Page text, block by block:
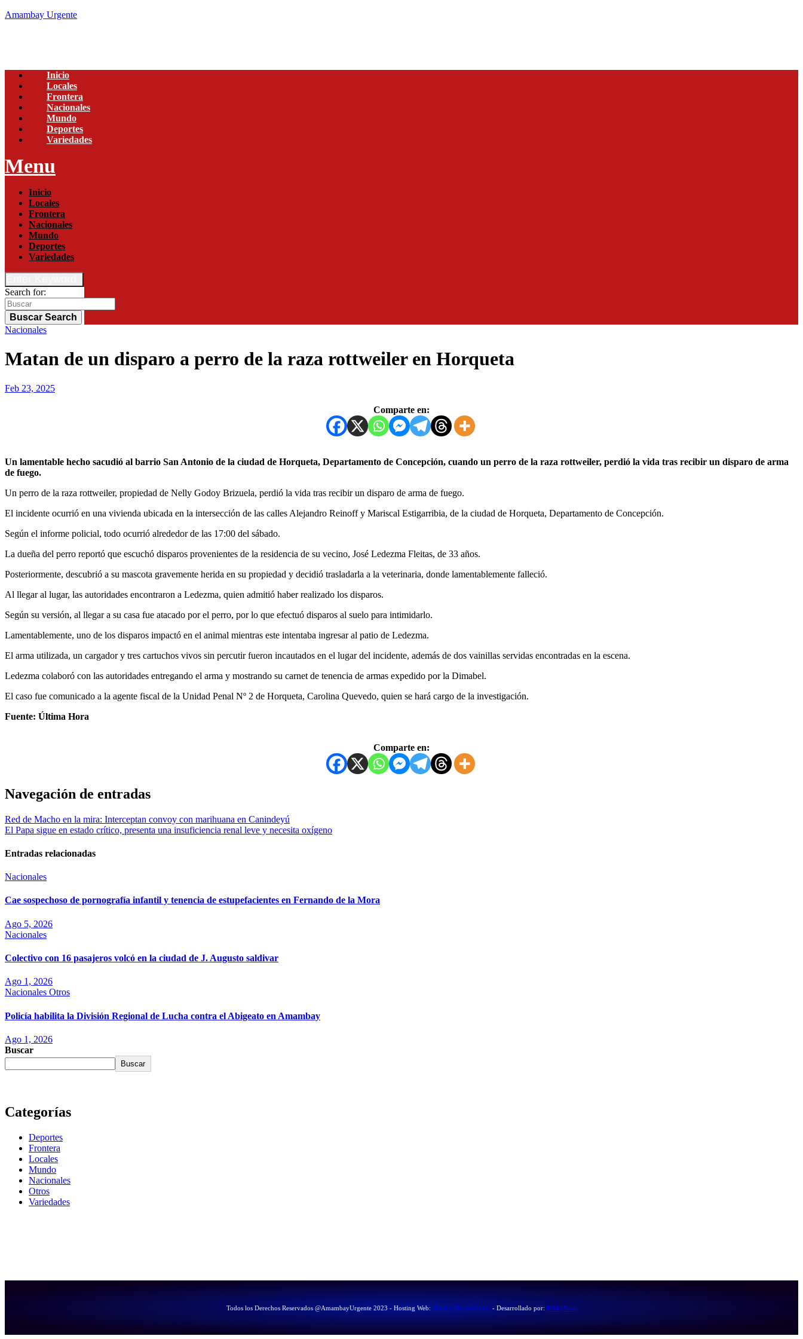
Amambay Urgente
Inicio
Locales
Frontera
Nacionales
Mundo
Deportes
Variedades
Menu
Inicio
Locales
Frontera
Nacionales
Mundo
Deportes
Variedades
Search for:
Buscar Search
Nacionales
Matan de un disparo a perro de la raza rottweiler en Horqueta
Feb 23, 2025
Comparte en:
Un lamentable hecho sacudió al barrio San Antonio de la ciudad de Horqueta, Departamento de Concepción, cuando un perro de la raza rottweiler, perdió la vida tras recibir un disparo de arma
de fuego.
Un perro de la raza rottweiler, propiedad de Nelly Godoy Brizuela, perdió la vida tras recibir un disparo de arma de fuego.
El incidente ocurrió en una vivienda ubicada en la intersección de las calles Alejandro Reinoff y Mariscal Estigarribia, de la ciudad de Horqueta, Departamento de Concepción.
Según el informe policial, todo ocurrió alrededor de las 17:00 del sábado.
La dueña del perro reportó que escuchó disparos provenientes de la residencia de su vecino, José Ledezma Fleitas, de 33 años.
Posteriormente, descubrió a su mascota gravemente herida en su propiedad y decidió trasladarla a la veterinaria, donde lamentablemente falleció.
Al llegar al lugar, las autoridades encontraron a Ledezma, quien admitió haber realizado los disparos.
Según su versión, al llegar a su casa fue atacado por el perro, por lo que efectuó disparos al suelo para intimidarlo.
Lamentablemente, uno de los disparos impactó en el animal mientras este intentaba ingresar al patio de Ledezma.
El arma utilizada, un cargador y tres cartuchos vivos sin percutir fueron incautados en el lugar del incidente, además de dos vainillas servidas encontradas en la escena.
Ledezma colaboró con las autoridades entregando el arma y mostrando su carnet de tenencia de armas expedido por la Dimabel.
El caso fue comunicado a la agente fiscal de la Unidad Penal Nº 2 de Horqueta, Carolina Quevedo, quien se hará cargo de la investigación.
Fuente: Última Hora
Comparte en:
Navegación de entradas
Red de Macho en la mira: Interceptan convoy con marihuana en Canindeyú
El Papa sigue en estado crítico, presenta una insuficiencia renal leve y necesita oxígeno
Entradas relacionadas
Nacionales
Cae sospechoso de pornografía infantil y tenencia de estupefacientes en Fernando de la Mora
Ago 5, 2026
Nacionales
Colectivo con 16 pasajeros volcó en la ciudad de J. Augusto saldivar
Ago 1, 2026
Nacionales Otros
Policía habilita la División Regional de Lucha contra el Abigeato en Amambay
Ago 1, 2026
Buscar
Buscar
Categorías
Deportes
Frontera
Locales
Mundo
Nacionales
Otros
Variedades
Todos los Derechos Reservados @AmambayUrgente 2023 - Hosting Web: HostingBaratoOnline - Desarrollado por: RikkySanz